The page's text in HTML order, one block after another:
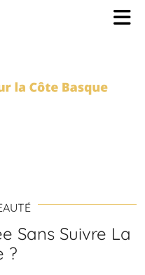
Sans Suivre La
?